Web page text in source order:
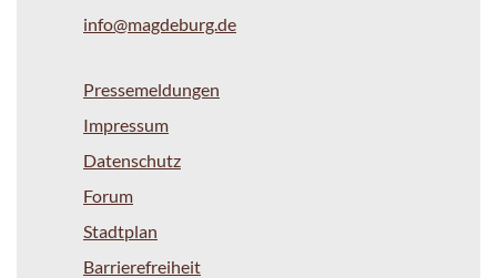
info@magdeburg.de
Pressemeldungen
Impressum
Datenschutz
Forum
Stadtplan
Barrierefreiheit